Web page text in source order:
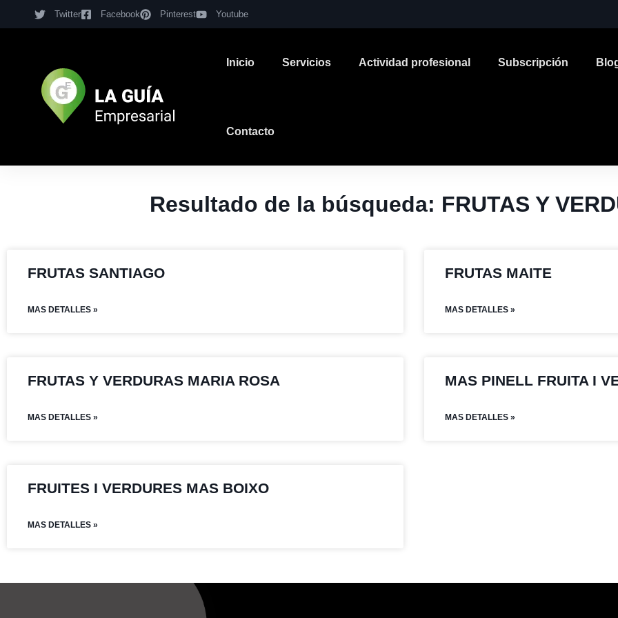
Twitter Facebook Pinterest Youtube
Inicio Servicios Actividad profesional Subscripción
Contacto
Resultado de la búsqueda: FRUTAS Y
FRUTAS SANTIAGO
MAS DETALLES »
FRUTAS MAITE
MAS DETALLES »
FRUTAS Y VERDURAS MARIA ROSA
MAS DETALLES »
MAS PINELL FRUITA I
MAS DETALLES »
FRUITES I VERDURES MAS BOIXO
MAS DETALLES »